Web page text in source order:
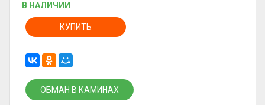
В НАЛИЧИИ
КУПИТЬ
ОБМАН В КАМИНАХ